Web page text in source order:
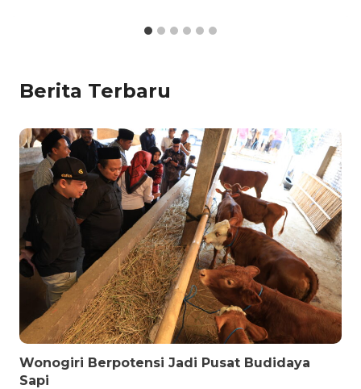
Berita Terbaru
Wonogiri Berpotensi Jadi Pusat Budidaya
Sapi